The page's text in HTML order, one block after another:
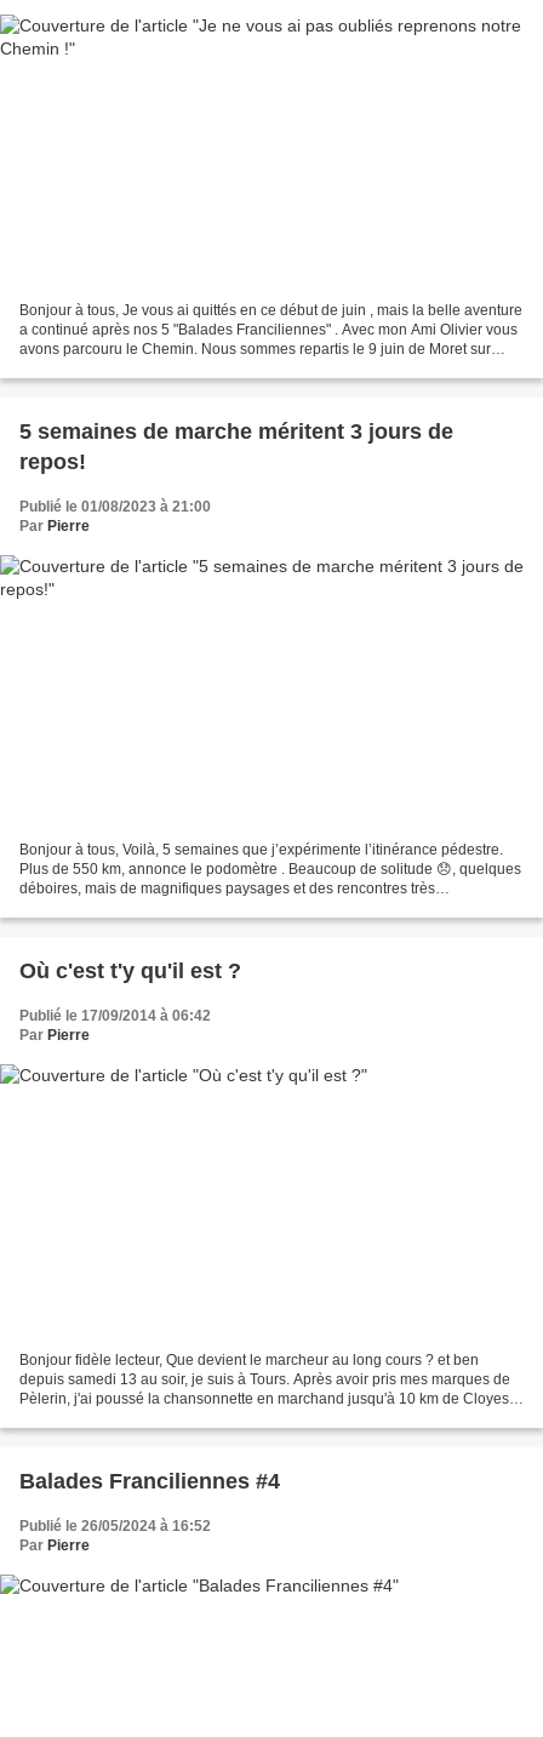
Bonjour à tous, Je vous ai quittés en ce début de juin , mais la belle aventure
a continué après nos 5 "Balades Franciliennes" . Avec mon Ami Olivier vous
avons parcouru le Chemin. Nous sommes repartis le 9 juin de Moret sur
5 semaines de marche méritent 3 jours de
repos!
Publié le 01/08/2023 à 21:00
Par Pierre
Bonjour à tous, Voilà, 5 semaines que j’expérimente l’itinérance pédestre.
Plus de 550 km, annonce le podomètre . Beaucoup de solitude 😞, quelques
déboires, mais de magnifiques paysages et des rencontres très
Où c'est t'y qu'il est ?
Publié le 17/09/2014 à 06:42
Par Pierre
Bonjour fidèle lecteur, Que devient le marcheur au long cours ? et ben
depuis samedi 13 au soir, je suis à Tours. Après avoir pris mes marques de
Pèlerin, j'ai poussé la chansonnette en marchand jusqu'à 10 km de Cloyes-
Balades Franciliennes #4
Publié le 26/05/2024 à 16:52
Par Pierre